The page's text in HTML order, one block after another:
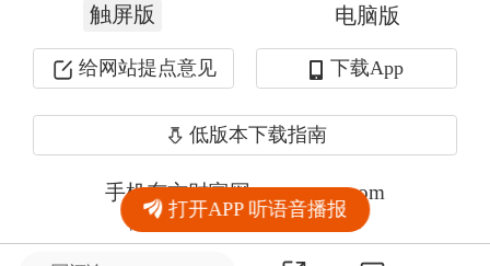
打开APP 听语音播报
触屏版 电脑版
给网站提点意见 下载App
低版本下载指南
手机东方财富网 eastmoney.com
网站备案号:沪ICP备05006054号-11